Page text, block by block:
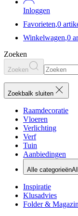
Inloggen
Favorieten,0
Winkelwagen,0
Zoeken
Zoeken
Zoekbalk sluiten
Raamdecoratie
Vloeren
Verlichting
Verf
Tuin
Aanbiedingen
Alle categorieën
Inspiratie
Klusadvies
Folder &